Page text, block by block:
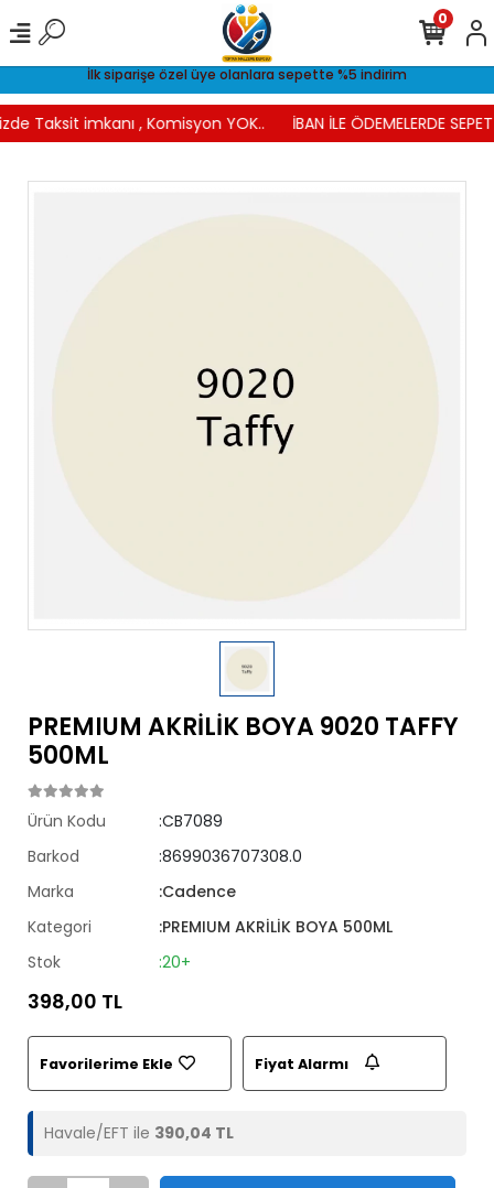
İlk siparişe özel üye olanlara sepette %5 indirim
Taksit imkanı , Komisyon YOK.. İBAN İLE ÖDEMELERDE
0
PREMIUM AKRİLİK BOYA 9020 TAFFY
500ML
Ürün Kodu
:CB7089
Barkod
:8699036707308.0
Marka
:Cadence
Kategori
:PREMIUM AKRİLİK BOYA 500ML
Stok
:20+
398,00 TL
Favorilerime Ekle Fiyat Alarmı
Havale/EFT ile 390,04 TL